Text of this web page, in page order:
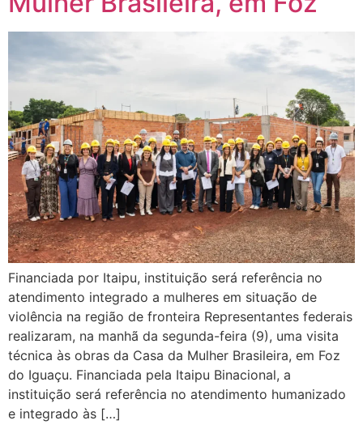
Financiada por Itaipu, instituição será referência no
atendimento integrado a mulheres em situação de
violência na região de fronteira Representantes federais
realizaram, na manhã da segunda-feira (9), uma visita
técnica às obras da Casa da Mulher Brasileira, em Foz
do Iguaçu. Financiada pela Itaipu Binacional, a
instituição será referência no atendimento humanizado
e integrado às […]